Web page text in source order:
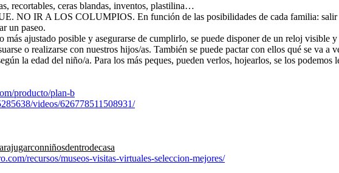
recortables, ceras blandas, inventos, plastilina…
NO IR A LOS COLUMPIOS. En función de las posibilidades de cada familia: salir
un paseo.
más ajustado posible y asegurarse de cumplirlo, se puede disponer de un reloj
o realizarse con nuestros hijos/as. También se puede pactar con ellos qué se va
la edad del niño/a. Para los más peques, pueden verlos, hojearlos, se los
producto/plan-b
videos/626778511508931/
recursos/museos-visitas-virtuales-seleccion-mejores/